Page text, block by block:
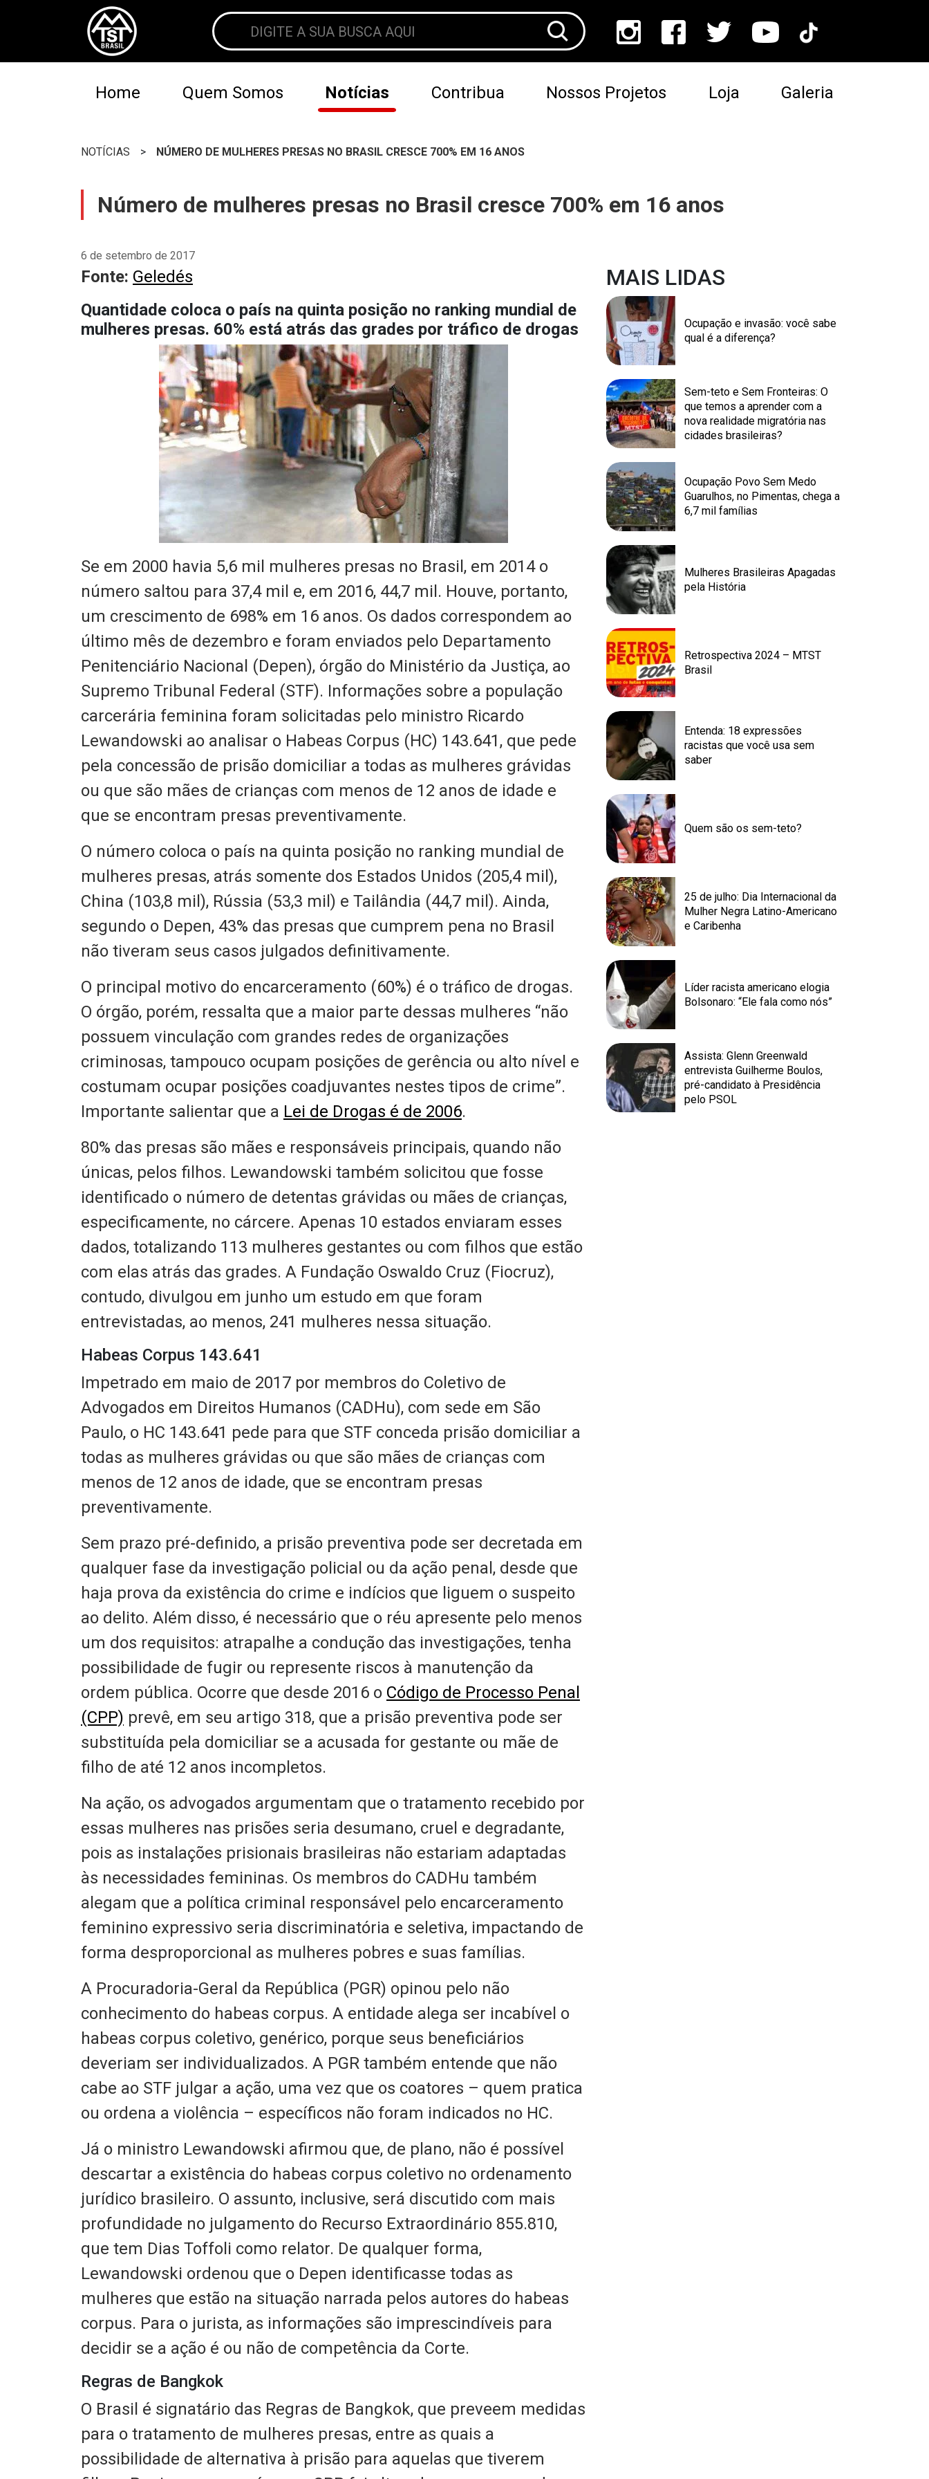
Home Quem Somos Notícias Contribua Nossos Projetos Loja Galeria
NOTÍCIAS > NÚMERO DE MULHERES PRESAS NO BRASIL CRESCE 700% EM 16 ANOS
Número de mulheres presas no Brasil cresce 700% em 16 anos
6 de setembro de 2017
Fonte: Geledés
Quantidade coloca o país na quinta posição no ranking mundial de
mulheres presas. 60% está atrás das grades por tráfico de drogas
Se em 2000 havia 5,6 mil mulheres presas no Brasil, em 2014 o
número saltou para 37,4 mil e, em 2016, 44,7 mil. Houve, portanto,
um crescimento de 698% em 16 anos. Os dados correspondem ao
último mês de dezembro e foram enviados pelo Departamento
Penitenciário Nacional (Depen), órgão do Ministério da Justiça, ao
Supremo Tribunal Federal (STF). Informações sobre a população
carcerária feminina foram solicitadas pelo ministro Ricardo
Lewandowski ao analisar o Habeas Corpus (HC) 143.641, que pede
pela concessão de prisão domiciliar a todas as mulheres grávidas
ou que são mães de crianças com menos de 12 anos de idade e
que se encontram presas preventivamente.
O número coloca o país na quinta posição no ranking mundial de
mulheres presas, atrás somente dos Estados Unidos (205,4 mil),
China (103,8 mil), Rússia (53,3 mil) e Tailândia (44,7 mil). Ainda,
segundo o Depen, 43% das presas que cumprem pena no Brasil
não tiveram seus casos julgados definitivamente.
O principal motivo do encarceramento (60%) é o tráfico de drogas.
O órgão, porém, ressalta que a maior parte dessas mulheres “não
possuem vinculação com grandes redes de organizações
criminosas, tampouco ocupam posições de gerência ou alto nível e
costumam ocupar posições coadjuvantes nestes tipos de crime”.
Importante salientar que a Lei de Drogas é de 2006.
80% das presas são mães e responsáveis principais, quando não
únicas, pelos filhos. Lewandowski também solicitou que fosse
identificado o número de detentas grávidas ou mães de crianças,
especificamente, no cárcere. Apenas 10 estados enviaram esses
dados, totalizando 113 mulheres gestantes ou com filhos que estão
com elas atrás das grades. A Fundação Oswaldo Cruz (Fiocruz),
contudo, divulgou em junho um estudo em que foram
entrevistadas, ao menos, 241 mulheres nessa situação.
Habeas Corpus 143.641
Impetrado em maio de 2017 por membros do Coletivo de
Advogados em Direitos Humanos (CADHu), com sede em São
Paulo, o HC 143.641 pede para que STF conceda prisão domiciliar a
todas as mulheres grávidas ou que são mães de crianças com
menos de 12 anos de idade, que se encontram presas
preventivamente.
Sem prazo pré-definido, a prisão preventiva pode ser decretada em
qualquer fase da investigação policial ou da ação penal, desde que
haja prova da existência do crime e indícios que liguem o suspeito
ao delito. Além disso, é necessário que o réu apresente pelo menos
um dos requisitos: atrapalhe a condução das investigações, tenha
possibilidade de fugir ou represente riscos à manutenção da
ordem pública. Ocorre que desde 2016 o Código de Processo Penal
(CPP) prevê, em seu artigo 318, que a prisão preventiva pode ser
substituída pela domiciliar se a acusada for gestante ou mãe de
filho de até 12 anos incompletos.
Na ação, os advogados argumentam que o tratamento recebido por
essas mulheres nas prisões seria desumano, cruel e degradante,
pois as instalações prisionais brasileiras não estariam adaptadas
às necessidades femininas. Os membros do CADHu também
alegam que a política criminal responsável pelo encarceramento
feminino expressivo seria discriminatória e seletiva, impactando de
forma desproporcional as mulheres pobres e suas famílias.
A Procuradoria-Geral da República (PGR) opinou pelo não
conhecimento do habeas corpus. A entidade alega ser incabível o
habeas corpus coletivo, genérico, porque seus beneficiários
deveriam ser individualizados. A PGR também entende que não
cabe ao STF julgar a ação, uma vez que os coatores – quem pratica
ou ordena a violência – específicos não foram indicados no HC.
Já o ministro Lewandowski afirmou que, de plano, não é possível
descartar a existência do habeas corpus coletivo no ordenamento
jurídico brasileiro. O assunto, inclusive, será discutido com mais
profundidade no julgamento do Recurso Extraordinário 855.810,
que tem Dias Toffoli como relator. De qualquer forma,
Lewandowski ordenou que o Depen identificasse todas as
mulheres que estão na situação narrada pelos autores do habeas
corpus. Para o jurista, as informações são imprescindíveis para
decidir se a ação é ou não de competência da Corte.
Regras de Bangkok
O Brasil é signatário das Regras de Bangkok, que preveem medidas
para o tratamento de mulheres presas, entre as quais a
possibilidade de alternativa à prisão para aquelas que tiverem
MAIS LIDAS
Ocupação e invasão: você sabe
qual é a diferença?
Sem-teto e Sem Fronteiras: O
que temos a aprender com a
nova realidade migratória nas
cidades brasileiras?
Ocupação Povo Sem Medo
Guarulhos, no Pimentas, chega a
6,7 mil famílias
Mulheres Brasileiras Apagadas
pela História
Retrospectiva 2024 – MTST
Brasil
Entenda: 18 expressões
racistas que você usa sem
saber
Quem são os sem-teto?
25 de julho: Dia Internacional da
Mulher Negra Latino-Americano
e Caribenha
Líder racista americano elogia
Bolsonaro: “Ele fala como nós”
Assista: Glenn Greenwald
entrevista Guilherme Boulos,
pré-candidato à Presidência
pelo PSOL